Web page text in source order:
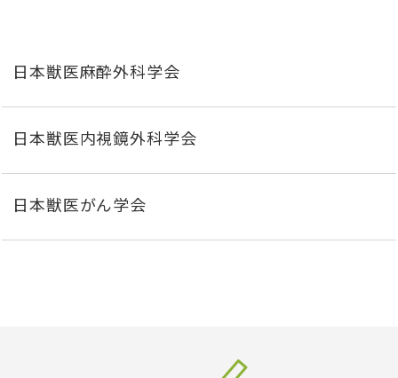
日本獣医麻酔外科学会
日本獣医内視鏡外科学会
日本獣医がん学会